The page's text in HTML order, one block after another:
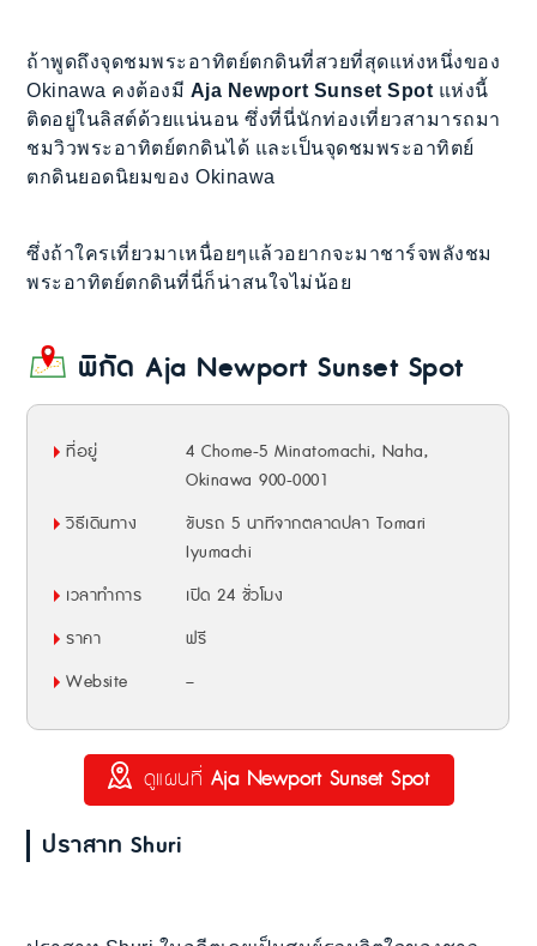
ถ้าพูดถึงจุดชมพระอาทิตย์ตกดินที่สวยที่สุดแห่งหนึ่งของ
Okinawa คงต้องมี Aja Newport Sunset Spot แห่งนี้
ติดอยู่ในลิสต์ด้วยแน่นอน ซึ่งที่นี่นักท่องเที่ยวสามารถมา
ชมวิวพระอาทิตย์ตกดินได้ และเป็นจุดชมพระอาทิตย์
ตกดินยอดนิยมของ Okinawa
ซึ่งถ้าใครเที่ยวมาเหนื่อยๆแล้วอยากจะมาชาร์จพลังชม
พระอาทิตย์ตกดินที่นี่ก็น่าสนใจไม่น้อย
พิกัดAja Newport Sunset Spot
ที่อยู่
4 Chome-5 Minatomachi, Naha,
Okinawa 900-0001
วิธีเดินทาง
ขับรถ 5 นาทีจากตลาดปลา Tomari
Iyumachi
เวลาทำการ
เปิด 24 ชั่วโมง
ราคา
ฟรี
Website
–
ดูแผนที่ Aja Newport Sunset Spot
ปราสาท Shuri